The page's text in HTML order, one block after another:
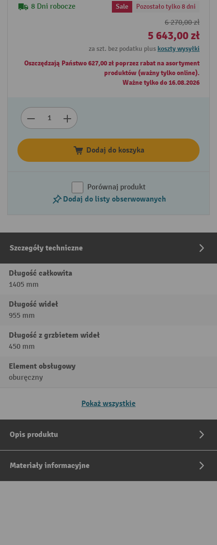
8 Dni robocze Sale Pozostało tylko 8 dni
6 270,00 zł
5 643,00 zł
za szt. bez podatku plus koszty wysyłki
Oszczędzają Państwo 627,00 zł poprzez rabat na asortyment
produktów (ważny tylko online).
Ważne tylko do 16.08.2026
Dodaj do koszyka
Porównaj produkt
Dodaj do listy obserwowanych
Szczegóły techniczne
Długość całkowita
1405 mm
Długość wideł
955 mm
Długość z grzbietem wideł
450 mm
Element obsługowy
oburęczny
Pokaż wszystkie
Opis produktu
Materiały informacyjne